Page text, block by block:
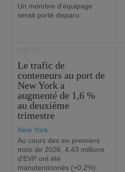
Un membre d'équipage
serait porté disparu.
Le trafic de
conteneurs au port de
New York a
augmenté de 1,6 %
au deuxième
trimestre
New York
Au cours des six premiers
mois de 2026, 4,43 millions
d'EVP ont été
manutentionnés (+0,2%).